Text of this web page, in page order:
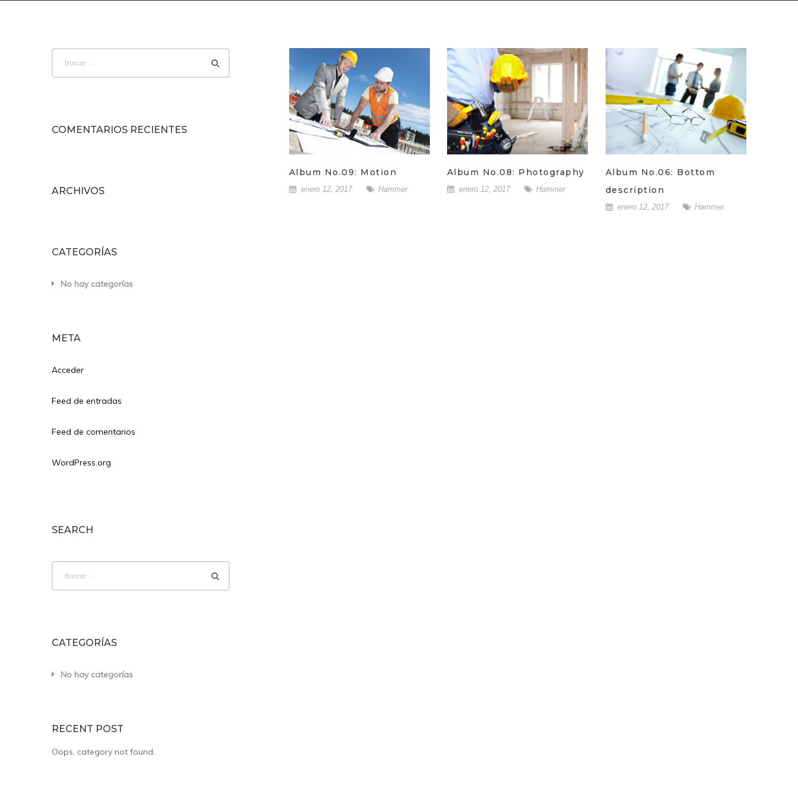
Album No.09: Motion
enero 12, 2017 Hammer
Album No.08: Photography
enero 12, 2017 Hammer
Album No.06: Bottom
description
enero 12, 2017 Hammer
COMENTARIOS RECIENTES
ARCHIVOS
CATEGORÍAS
No hay categorías
META
Acceder
Feed de entradas
Feed de comentarios
WordPress.org
SEARCH
CATEGORÍAS
No hay categorías
RECENT POST
Oops, category not found.